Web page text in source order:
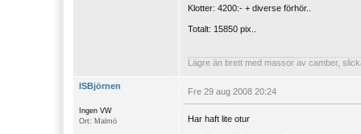
Klotter: 4200:- + diverse förhör..
Totalt: 15850 pix..
Lägre än brett med massor av camber,
ISBjörnen
Ingen VW
Ort: Malmö
Fre 29 aug 2008 20:24
Har haft lite otur